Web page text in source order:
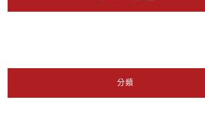
分類